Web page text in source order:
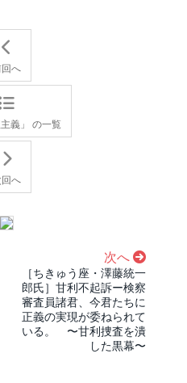
へ
主義」 の一覧
回へ
次へ
［ちきゅう座・澤藤統一
郎氏］甘利不起訴ー検察
審査員諸君、今君たちに
正義の実現が委ねられて
いる。 〜甘利捜査を潰
した黒幕〜